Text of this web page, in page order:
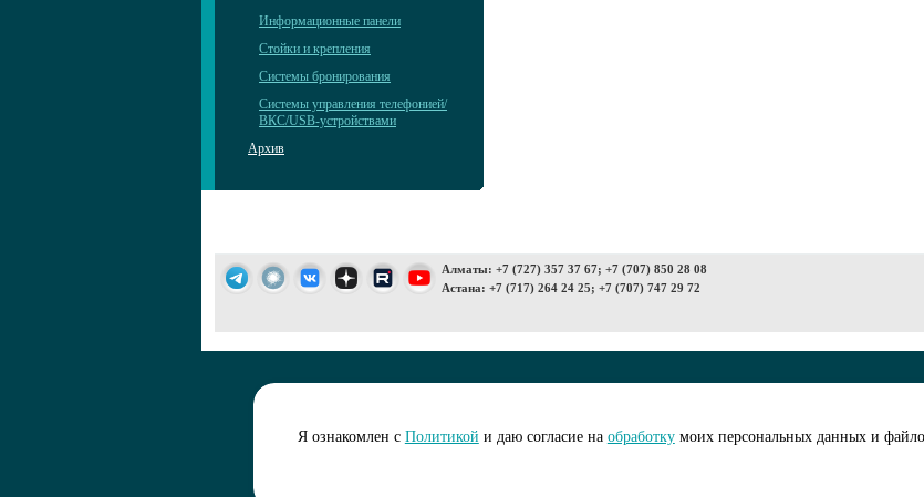
Информационные панели
Стойки и крепления
Системы бронирования
Системы управления телефонией/
ВКС/USB-устройствами
Архив
Алматы: +7 (727) 357 37 67; +7 (707) 850 28 08
Астана: +7 (717) 264 24 25; +7 (707) 747 29 72
Я ознакомлен с Политикой и даю согласие на обработкумоих персональных данных и